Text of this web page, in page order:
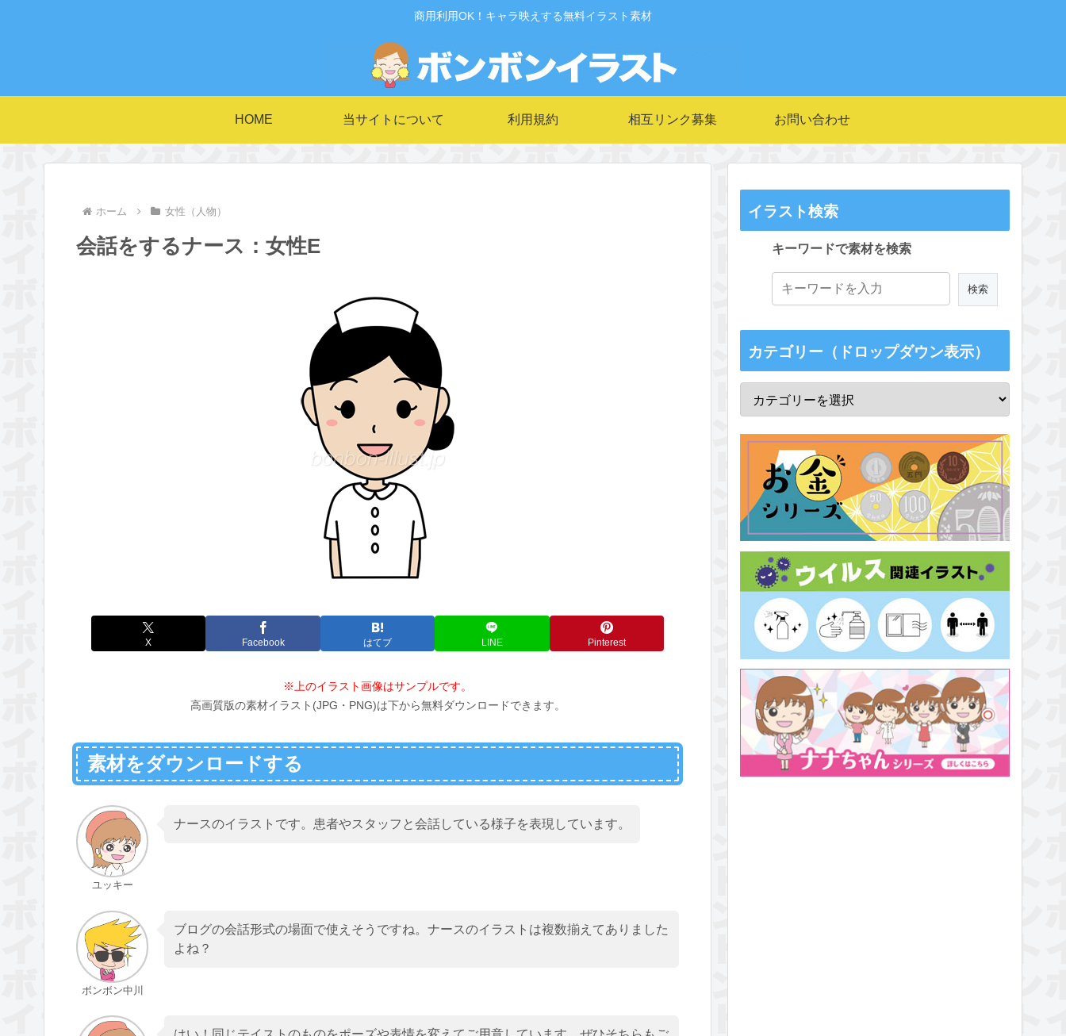
商用利用OK！キャラ映えする無料イラスト素材
HOME 当サイトについて 利用規約 相互リンク募集 お問い合わせ
ホーム 女性（人物）
会話をするナース：女性E
X Facebook はてブ LINE Pinterest
※上のイラスト画像はサンプルです。
高画質版の素材イラスト(JPG・PNG)は下から無料ダウンロードできます。
素材をダウンロードする
ユッキー
ナースのイラストです。患者やスタッフと会話している様子を表現しています。
ボンボン中川
ブログの会話形式の場面で使えそうですね。ナースのイラストは複数揃えてありました
よね？
イラスト検索
キーワードで素材を検索
カテゴリー（ドロップダウン表示）